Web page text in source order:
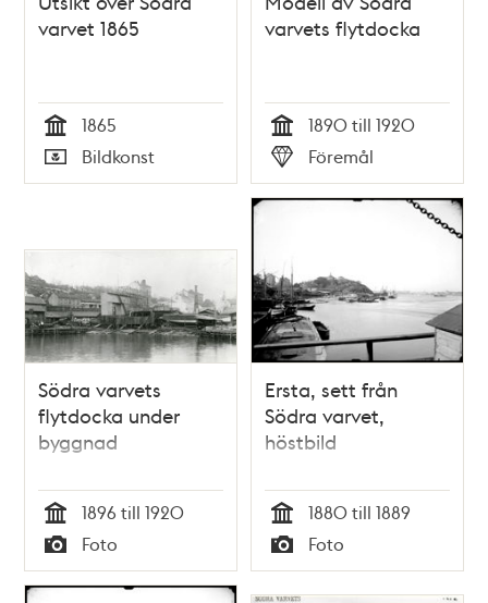
varvet 1865
Tid
1865
Typ
Bildkonst
varvets flytdocka
Tid
1890 till 1920
Typ
Föremål
Södra varvets
flytdocka under
byggnad
Tid
1896 till 1920
Typ
Foto
Ersta, sett från
Södra varvet,
höstbild
Tid
1880 till 1889
Typ
Foto